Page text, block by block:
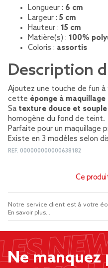
Longueur : 6 cm
Largeur : 5 cm
Hauteur : 15 cm
Matière(s) : 100%
Coloris : assortis
Description
Ajoutez une touche de fun
cette éponge à maquillage
Sa texture douce et souple
homogène du fond de teint.
Parfaite pour un maquillage
Existe en 3 modèles selon
REF. 000000000000638182
Ce
Notre service client est à votre
En savoir plus...
Ne manquez